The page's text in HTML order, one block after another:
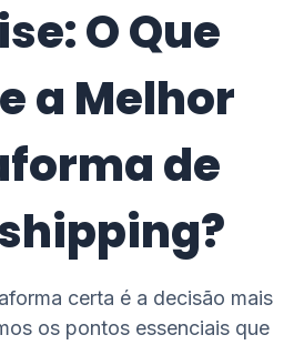
O Que
a Melhor
de
certa é a decisão mais
os pontos essenciais que